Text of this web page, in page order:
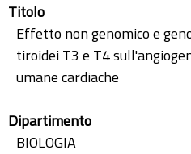
Titolo
Effetto non genomico e
tiroidei T3 e T4
umane cardiache
Dipartimento
BIOLOGIA